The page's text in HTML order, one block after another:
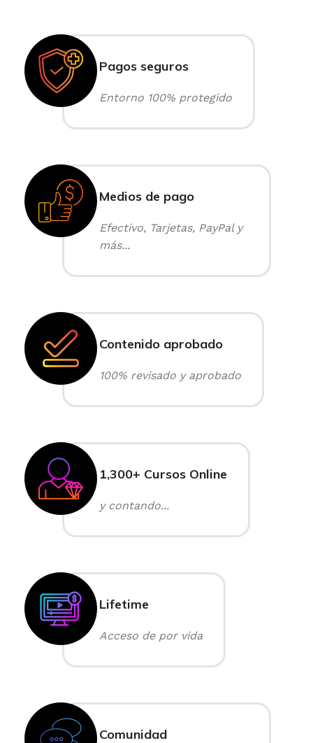
Pagos seguros
Entorno 100% protegido
Medios de pago
Efectivo, Tarjetas, PayPal y
más...
Contenido aprobado
100% revisado y aprobado
1,300+ Cursos Online
y contando...
Lifetime
Acceso de por vida
Comunidad